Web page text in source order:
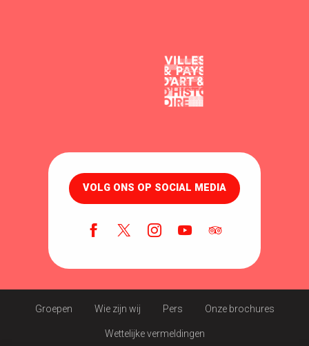
VOLG ONS OP SOCIAL MEDIA
Groepen Wie zijn wij Pers Onze brochures
Wettelijke vermeldingen